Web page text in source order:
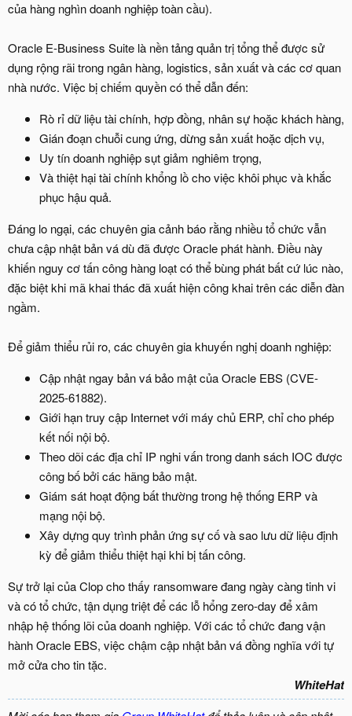
của hàng nghìn doanh nghiệp toàn cầu).
Oracle E-Business Suite là nền tảng quản trị tổng thể được sử
dụng rộng rãi trong ngân hàng, logistics, sản xuất và các cơ quan
nhà nước. Việc bị chiếm quyền có thể dẫn đến:
Rò rỉ dữ liệu tài chính, hợp đồng, nhân sự hoặc khách hàng,
Gián đoạn chuỗi cung ứng, dừng sản xuất hoặc dịch vụ,
Uy tín doanh nghiệp sụt giảm nghiêm trọng,
Và thiệt hại tài chính khổng lồ cho việc khôi phục và khắc
phục hậu quả.
Đáng lo ngại, các chuyên gia cảnh báo rằng nhiều tổ chức vẫn
chưa cập nhật bản vá dù đã được Oracle phát hành. Điều này
khiến nguy cơ tấn công hàng loạt có thể bùng phát bất cứ lúc nào,
đặc biệt khi mã khai thác đã xuất hiện công khai trên các diễn đàn
ngầm.
Để giảm thiểu rủi ro, các chuyên gia khuyến nghị doanh nghiệp:
Cập nhật ngay bản vá bảo mật của Oracle EBS (CVE-
2025-61882).
Giới hạn truy cập Internet với máy chủ ERP, chỉ cho phép
kết nối nội bộ.
Theo dõi các địa chỉ IP nghi vấn trong danh sách IOC được
công bố bởi các hãng bảo mật.
Giám sát hoạt động bất thường trong hệ thống ERP và
mạng nội bộ.
Xây dựng quy trình phản ứng sự cố và sao lưu dữ liệu định
kỳ để giảm thiểu thiệt hại khi bị tấn công.
Sự trở lại của Clop cho thấy ransomware đang ngày càng tinh vi
và có tổ chức, tận dụng triệt để các lỗ hổng zero-day để xâm
nhập hệ thống lõi của doanh nghiệp. Với các tổ chức đang vận
hành Oracle EBS, việc chậm cập nhật bản vá đồng nghĩa với tự
mở cửa cho tin tặc.
WhiteHat